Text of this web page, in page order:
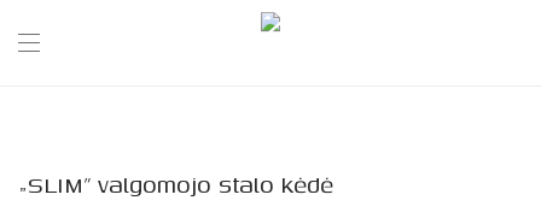
„SLIM” valgomojo stalo kėdė